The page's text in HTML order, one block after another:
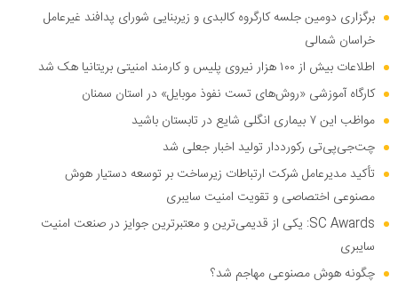
برگزاری دومین جلسه کارگروه کالبدی و زیربنایی شورای پدافند غیرعامل
خراسان شمالی
اطلاعات بیش از ۱۰۰ هزار نیروی پلیس و کارمند امنیتی بریتانیا هک شد
کارگاه آموزشی «روش‌های تست نفوذ موبایل» در استان سمنان
مواظب این ۷ بیماری انگلی شایع در تابستان باشید
چت‌جی‌پی‌تی رکورددار تولید اخبار جعلی شد
تأکید مدیرعامل شرکت ارتباطات زیرساخت بر توسعه دستیار هوش
مصنوعی اختصاصی و تقویت امنیت سایبری
SC Awards: یکی از قدیمی‌ترین و معتبرترین جوایز در صنعت امنیت
سایبری
چگونه هوش مصنوعی مهاجم شد؟